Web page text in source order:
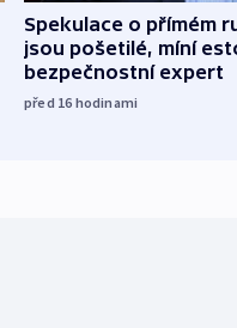
Spekulace o přímém
jsou pošetilé, míní
bezpečnostní expert
před 16 hodinami